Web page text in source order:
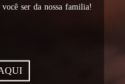
ser da nossa familia!